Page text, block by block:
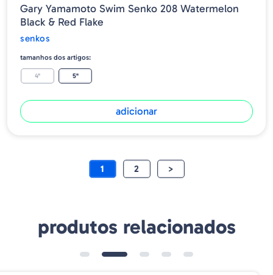
Gary Yamamoto Swim Senko 208 Watermelon
Black & Red Flake
senkos
tamanhos dos artigos:
4" 5"
adicionar
1 2 >
produtos relacionados